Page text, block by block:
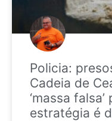
Policia:
Cadeia de
‘massa
estratégia é